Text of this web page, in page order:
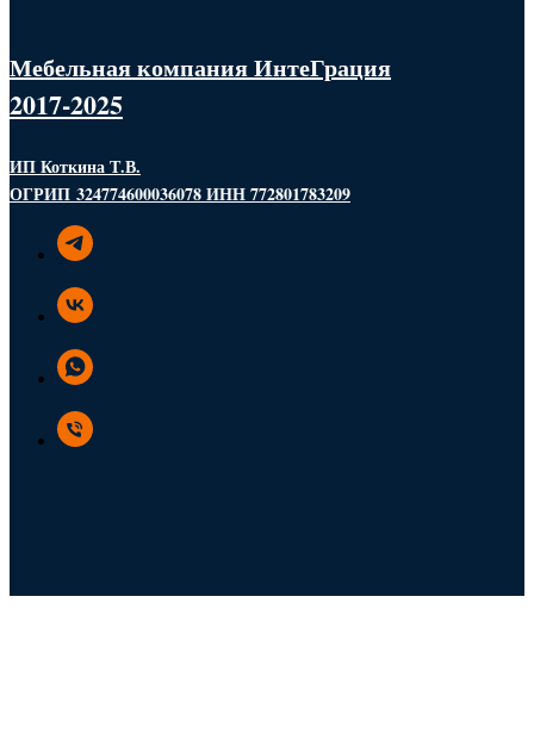
Мебельная компания ИнтеГрация
2017-2025
ИП Коткина Т.В.
ОГРИП 324774600036078 ИНН 772801783209